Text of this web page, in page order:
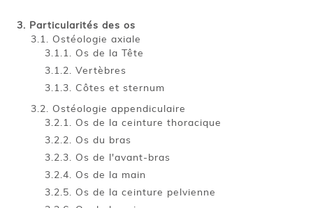
Particularités des os
Ostéologie axiale
Os de la Tête
Vertèbres
Côtes et sternum
Ostéologie appendiculaire
Os de la ceinture thoracique
Os du bras
Os de l'avant-bras
Os de la main
Os de la ceinture pelvienne